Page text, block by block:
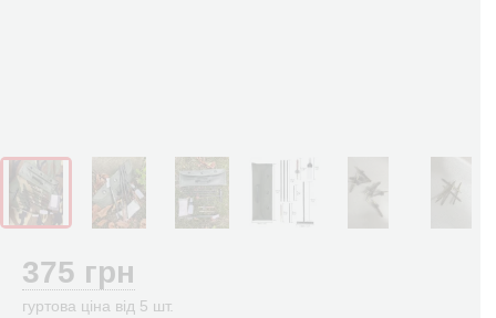
375 грн
гуртова ціна від 5 шт.